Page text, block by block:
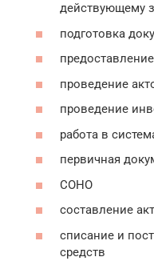
действующему
подготовка
проведение
проведение
работа в
первичная
СОНО
составление
списание и
средств